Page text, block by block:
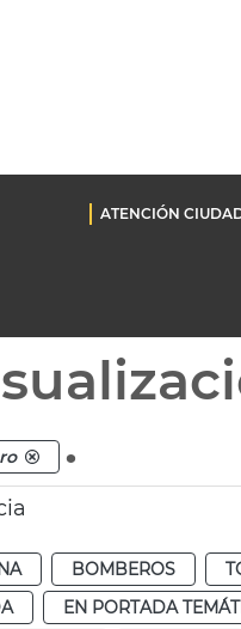
ATENCIÓN
.
BOMBEROS
EN PORTADA